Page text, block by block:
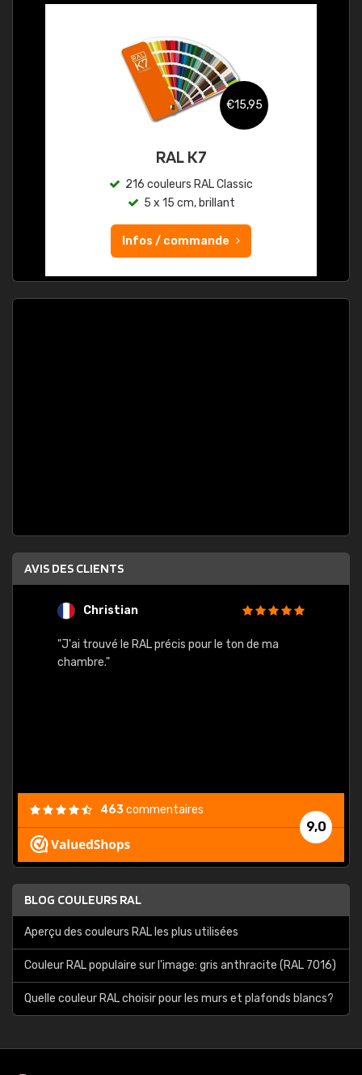
€15,95
RAL K7
216 couleurs RAL Classic
5 x 15 cm, brillant
Infos / commande
AVIS DES CLIENTS
Christian
"J'ai trouvé le RAL précis pour le ton de ma
chambre."
9,0
463commentaires
BLOG COULEURS RAL
Aperçu des couleurs RAL les plus utilisées
Couleur RAL populaire sur l'image: gris anthracite (RAL 7016)
Quelle couleur RAL choisir pour les murs et plafonds blancs?